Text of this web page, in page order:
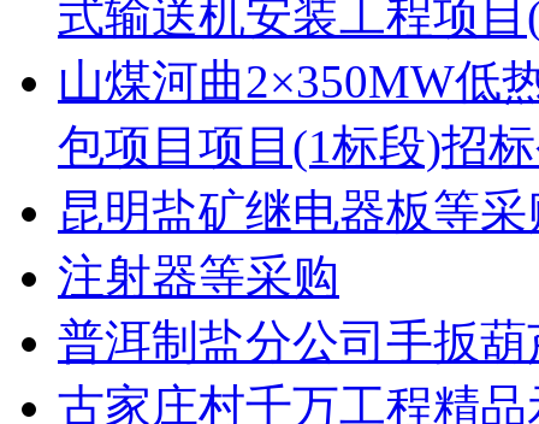
式输送机安装工程项
山煤河曲2×350MW低
包项目项目(1标段)招
昆明盐矿继电器板等采
注射器等采购
普洱制盐分公司手扳
古家庄村千万工程精